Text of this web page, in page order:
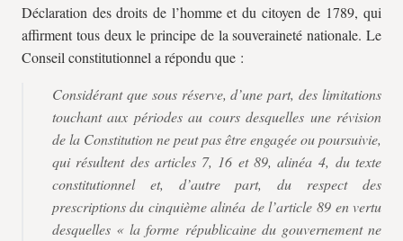
Déclaration des droits de l’homme et du citoyen de 1789, qui
affirment tous deux le principe de la souveraineté nationale. Le
Conseil constitutionnel a répondu que :
Considérant que sous réserve, d’une part, des limitations
touchant aux périodes au cours desquelles une révision
de la Constitution ne peut pas être engagée ou poursuivie,
qui résultent des articles 7, 16 et 89, alinéa 4, du texte
constitutionnel et, d’autre part, du respect des
prescriptions du cinquième alinéa de l’article 89 en vertu
desquelles « la forme républicaine du gouvernement ne